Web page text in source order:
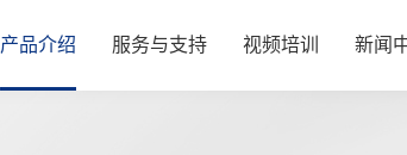
产品介绍 服务与支持 视频培训 新闻